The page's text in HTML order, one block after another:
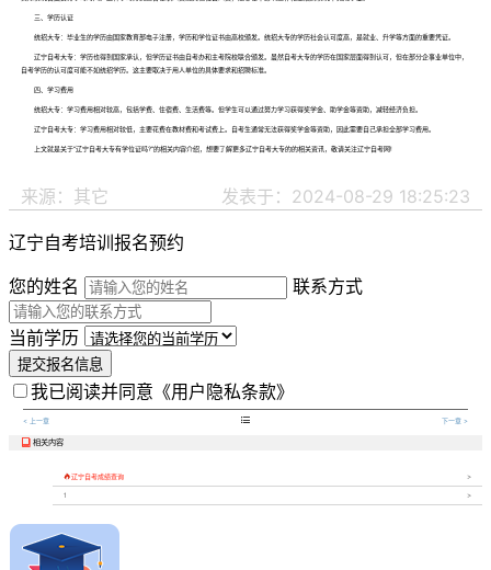
三、学历认证
统招大专：毕业生的学历由国家教育部电子注册，学历和学位证书由高校颁发。统招大专的学历社会认可度高，是就业、升学等方面的重要凭证。
辽宁自考大专：学历也得到国家承认，但学历证书由自考办和主考院校联合颁发。虽然自考大专的学历在国家层面得到认可，但在部分企事业单位中，
自考学历的认可度可能不如统招学历。这主要取决于用人单位的具体要求和招聘标准。
四、学习费用
统招大专：学习费用相对较高，包括学费、住宿费、生活费等。但学生可以通过努力学习获得奖学金、助学金等资助，减轻经济负担。
辽宁自考大专：学习费用相对较低，主要花费在教材费和考试费上。自考生通常无法获得奖学金等资助，因此需要自己承担全部学习费用。
上文就是关于“辽宁自考大专有学位证吗?”的相关内容介绍，想要了解更多辽宁自考大专的的相关资讯，敬请关注辽宁自考网!
来源：其它 发表于：2024-08-29 18:25:23
辽宁自考培训报名预约
您的姓名
联系方式
当前学历
提交报名信息
我已阅读并同意 《用户隐私条款》
< 上一章  下一章 >
 相关内容
辽宁自考成绩查询
1